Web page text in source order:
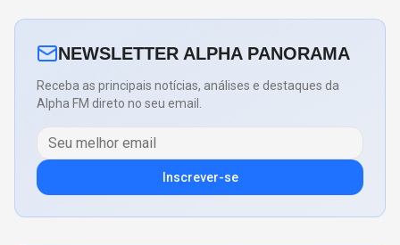
NEWSLETTER ALPHA PANORAMA
Receba as principais notícias, análises e destaques da
Alpha FM direto no seu email.
Inscrever-se